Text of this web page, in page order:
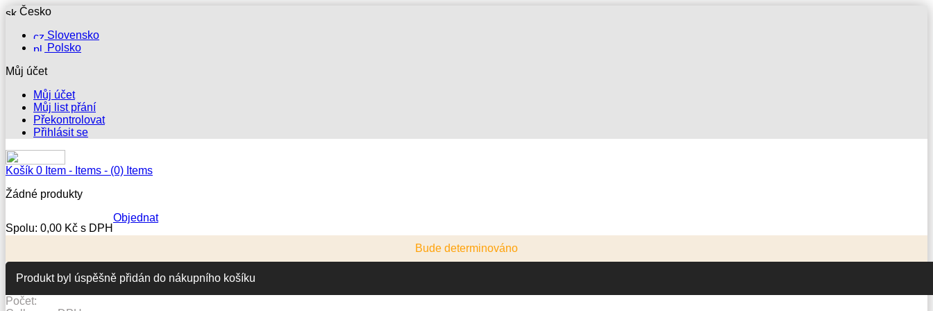
Česko
Slovensko
Polsko
Můj účet
Můj účet
Můj list přání
Překontrolovat
Přihlásit se
Košík 0 Item - Items - (0) Items
Žádné produkty
Spolu: 0,00 Kč s DPH
Objednat
Bude determinováno
Produkt byl úspěšně přidán do nákupního košíku
Počet: